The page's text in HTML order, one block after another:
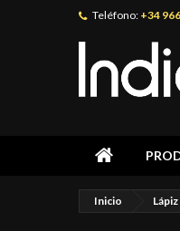
Teléfono: +34
Inicio